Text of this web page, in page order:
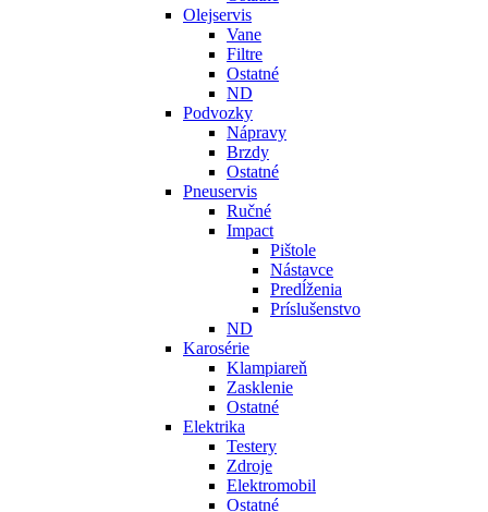
Olejservis
Vane
Filtre
Ostatné
ND
Podvozky
Nápravy
Brzdy
Ostatné
Pneuservis
Ručné
Impact
Pištole
Nástavce
Predĺženia
Príslušenstvo
ND
Karosérie
Klampiareň
Zasklenie
Ostatné
Elektrika
Testery
Zdroje
Elektromobil
Ostatné